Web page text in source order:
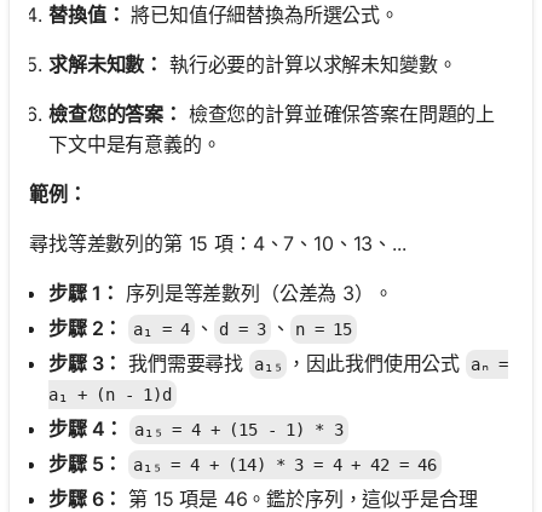
替換值： 將已知值仔細替換為所選公式。
求解未知數： 執行必要的計算以求解未知變數。
檢查您的答案： 檢查您的計算並確保答案在問題的上
下文中是有意義的。
範例：
尋找等差數列的第 15 項：4、7、10、13、...
步驟 1： 序列是等差數列（公差為 3）。
步驟 2：
a₁ = 4 、 d = 3 、 n = 15
步驟 3： 我們需要尋找 a₁₅ ，因此我們使用公式
aₙ =
a₁ + (n - 1)d
步驟 4： a₁₅ = 4 + (15 - 1) * 3
步驟 5： a₁₅ = 4 + (14) * 3 = 4 + 42 = 46
步驟 6： 第 15 項是 46。鑑於序列，這似乎是合理